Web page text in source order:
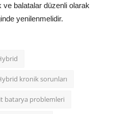
ve balatalar düzenli olarak
yenilenmelidir.
kronik sorunları
batarya problemleri